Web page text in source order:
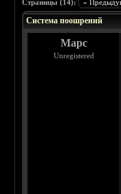
Страницы (14): «
Система поошрений
Марс
Unregistered